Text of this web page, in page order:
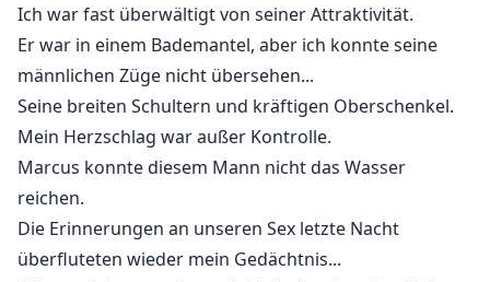
Ich war fast überwältigt von seiner Attraktivität.
Er war in einem Bademantel, aber ich konnte seine
männlichen Züge nicht übersehen...
Seine breiten Schultern und kräftigen Oberschenkel.
Mein Herzschlag war außer Kontrolle.
Marcus konnte diesem Mann nicht das Wasser
reichen.
Die Erinnerungen an unseren Sex letzte Nacht
überfluteten wieder mein Gedächtnis...